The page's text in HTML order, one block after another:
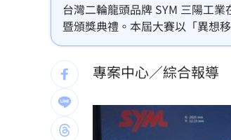
許富凱父親節無懼風雨
前女團成員椎間盤突出
台灣二輪龍頭品牌 SYM 三陽工
暨頒獎典禮。本屆大賽以「異想
長達數月的激烈角逐，最終由實
展現台灣年輕世代顛覆傳統的載具
專案中心／綜合報導